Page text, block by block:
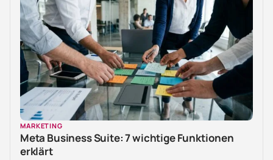
MARKETING
Meta Business Suite: 7 wichtige Funktionen
erklärt